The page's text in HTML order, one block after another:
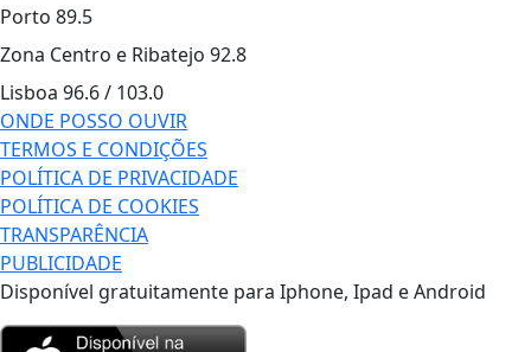
Porto 89.5
Zona Centro e Ribatejo 92.8
Lisboa 96.6 / 103.0
ONDE POSSO OUVIR
TERMOS E CONDIÇÕES
POLÍTICA DE PRIVACIDADE
POLÍTICA DE COOKIES
TRANSPARÊNCIA
PUBLICIDADE
Disponível gratuitamente para Iphone, Ipad e Android